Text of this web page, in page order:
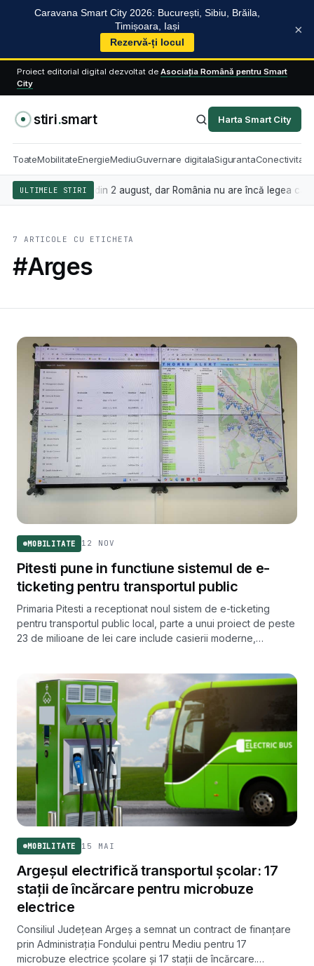
Caravana Smart City 2026: București, Sibiu, Brăila,
Timișoara, Iași
Rezervă-ți locul
×
Proiect editorial digital dezvoltat de Asociația Română pentru Smart
City
stiri.smart Harta Smart City
ToateMobilitateEnergieMediuGuvernare digitalaSigurantaConectivitate
ULTIMELE STIRI
se aplică din 2 august, dar România nu are încă legea care
7 ARTICOLE CU ETICHETA
#Arges
MOBILITATE 12 NOV
Pitesti pune in functiune sistemul de e-
ticketing pentru transportul public
Primaria Pitesti a receptionat noul sistem de e-ticketing
pentru transportul public local, parte a unui proiect de peste
23 de milioane de lei care include casierii moderne,
MOBILITATE 15 MAI
Argeșul electrifică transportul școlar: 17
stații de încărcare pentru microbuze
electrice
Consiliul Județean Argeș a semnat un contract de finanțare
prin Administrația Fondului pentru Mediu pentru 17
microbuze electrice școlare și 17 stații de încărcare.